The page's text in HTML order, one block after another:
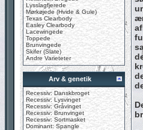
Lysslagfjerede
Mørkøjede (Hvide & Gule)
Texas Clearbody
Easley Clearbody
Lacewingede
Toppede
Brunvingede
Skifer (Slate)
Andre Varieteter
Arv & genetik
Recessiv: Danskbroget
Recessiv: Lysvinget
Recessiv: Gråvinget
Recessiv: Brunvinget
Recessiv: Sortmasket
Dominant: Spangle